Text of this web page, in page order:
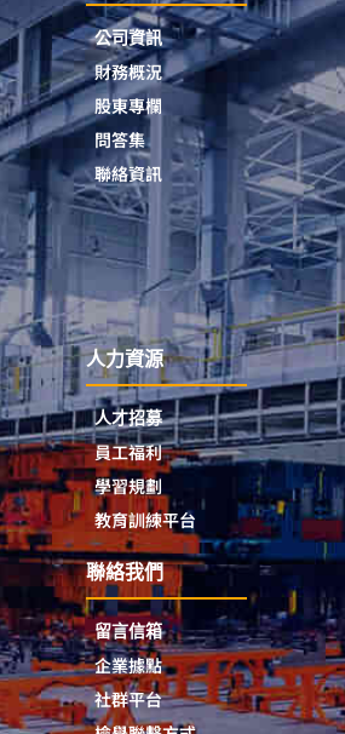
公司資訊
財務概況
股東專欄
問答集
聯絡資訊
人力資源
人才招募
員工福利
學習規劃
教育訓練平台
聯絡我們
留言信箱
企業據點
社群平台